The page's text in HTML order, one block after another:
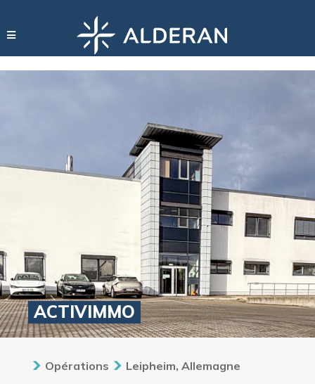
ACTIVIMMO
Opérations Leipheim, Allemagne